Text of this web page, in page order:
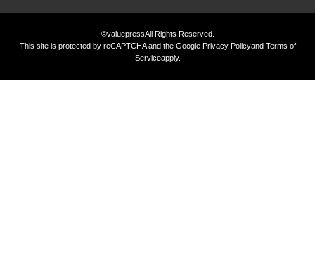
©valuepressAll Rights Reserved.
This site is protected by reCAPTCHA and the GooglePrivacy Policyand Terms of
Serviceapply.